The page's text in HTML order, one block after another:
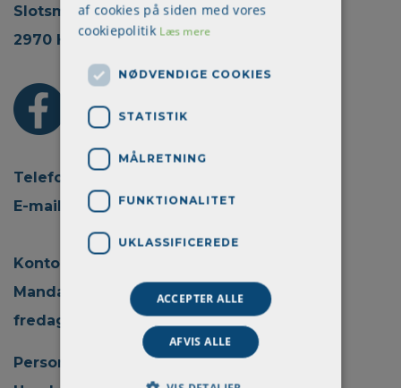
Slotsmarken 18, 2.
2970 Hørsholm
Telefon: + 45 70 22 45 30
E-mail:
info@aprokom.dk
Kontortid:
Mandag - torsdag kl. 08.00 - 15.00
fredag kl. 08.00 - 14.00
Persondatapolitik
af cookies på siden med vores
cookiepolitik Læs mere
NØDVENDIGE COOKIES
STATISTIK
MÅLRETNING
FUNKTIONALITET
UKLASSIFICEREDE
ACCEPTER ALLE
AFVIS ALLE